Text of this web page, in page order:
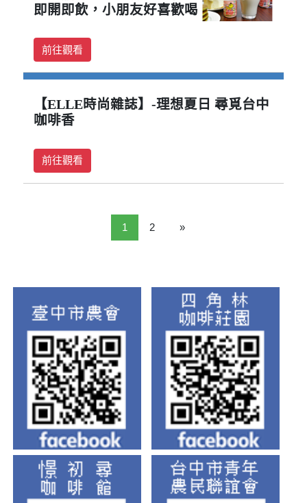
即開即飲，小朋友好喜歡喝
前往觀看
【ELLE時尚雜誌】-理想夏日 尋覓台中
咖啡香
前往觀看
1 2 »